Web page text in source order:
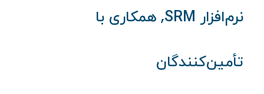
نرم‌افزار SRM , همکاری با
تأمین‌کنندگان